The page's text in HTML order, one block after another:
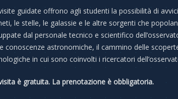
guidate offrono agli studenti la possibilità di
le stelle, le galassie e le altre sorgenti che
dal personale tecnico e scientifico
conoscenze astronomiche, il cammino delle
in cui sono coinvolti i ricercatori
è gratuita. La prenotazione è obbligatoria.